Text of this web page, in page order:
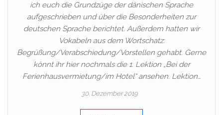
ich euch die Grundzüge der dänischen Sprache
aufgeschrieben und über die Besonderheiten zur
deutschen Sprache berichtet. Außerdem hatten wir
Vokabeln aus dem Wortschatz:
Begrüßung/Verabschiedung/Vorstellen gehabt. Gerne
könnt ihr hier nochmals die 1. Lektion „Bei der
Ferienhausvermietung/im Hotel“ ansehen. Lektion…
30. Dezember 2019